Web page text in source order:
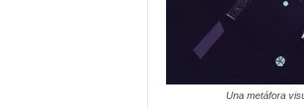
Una metáfora